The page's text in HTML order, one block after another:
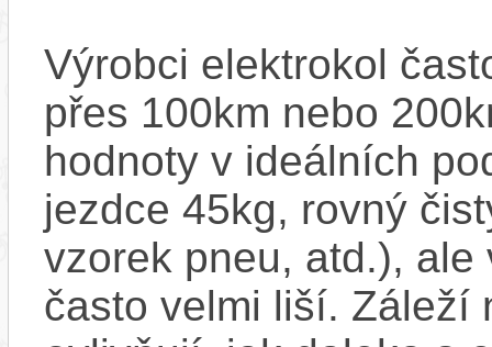
Výrobci elektrokol
přes 100km nebo
hodnoty v ideálních
jezdce 45kg, rovný
vzorek pneu, atd.),
často velmi liší. Záleží